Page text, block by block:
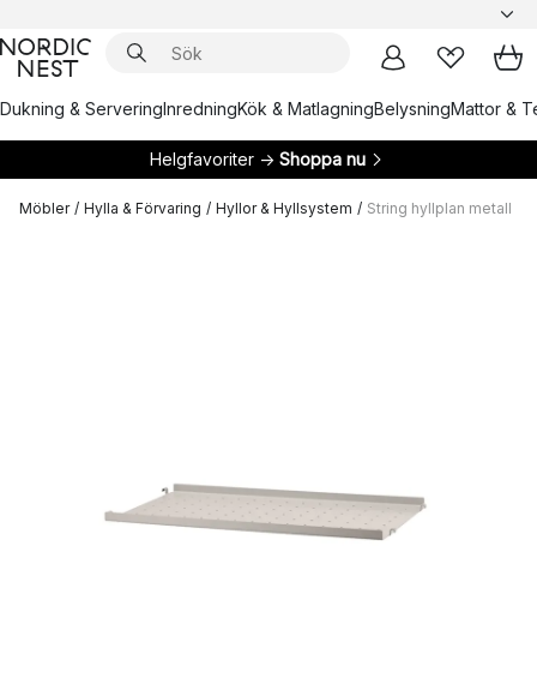
Dukning & ServeringInredningKök & MatlagningBelysningMattor &
Helgfavoriter → Shoppa nu
Möbler / Hylla & Förvaring / Hyllor & Hyllsystem / String hyllplan metall